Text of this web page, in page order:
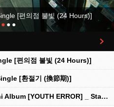
[편의점 불빛 (24 Hours)]
[편의점 불빛 (24 Hours)]
[환절기 (換節期)]
FLARE U (플레어 유) 1st Mini Album [YOUTH ERROR] _ Stationery Kit Ver.
더보기